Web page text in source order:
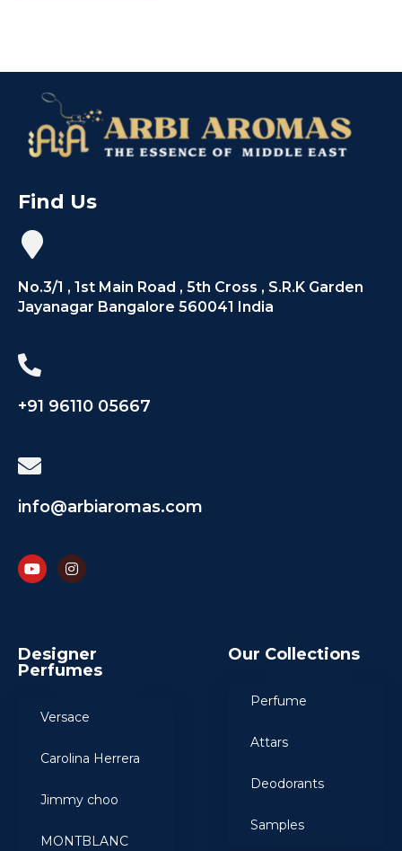
Find Us
No.3/1 , 1st Main Road , 5th Cross , S.R.K Garden
Jayanagar Bangalore 560041 India
+91 96110 05667
info@arbiaromas.com
Designer
Perfumes
Versace
Carolina Herrera
Jimmy choo
MONTBLANC
Our Collections
Perfume
Attars
Deodorants
Samples